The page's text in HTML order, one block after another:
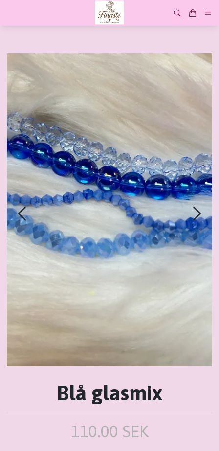
Blå glasmix
110.00 SEK